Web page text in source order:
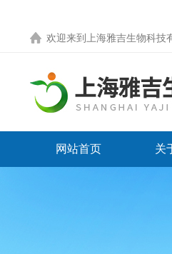
欢迎来到 上海雅吉生物科技
网站首页 关